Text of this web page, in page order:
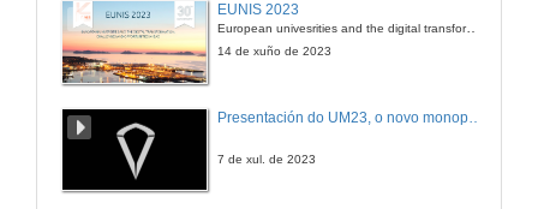
6 de out. de 2006
EUNIS 2023
European univesrities and the digital transformation: challenges and opportunities ahead
14 de xuño de 2023
7 de xul. de 2023